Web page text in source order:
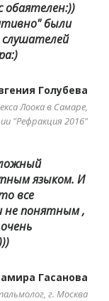
обаятелен:))
были
Голубева
Лоока в Самаре,
"Рефракция 2016"
языком. И
все
не понятным ,
Гасанова
г. Москва